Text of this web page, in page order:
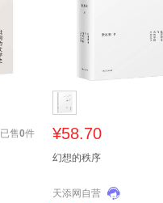
已售0件 ¥58.70
幻想的秩序
天添网自营